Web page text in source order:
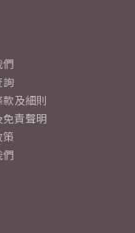
們
詢
及細則
免責聲明